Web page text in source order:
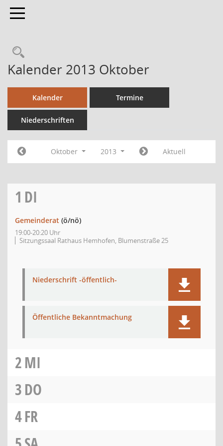
Toggle navigation
Kalender 2013 Oktober
Kalender Termine
Niederschriften
Oktober 2013 Aktuell
1 DI
Gemeinderat (ö/nö)
19:00-20:20 Uhr
Sitzungssaal Rathaus Hemhofen, Blumenstraße 25
Niederschrift -öffentlich-
Öffentliche Bekanntmachung
2MI
3DO
4FR